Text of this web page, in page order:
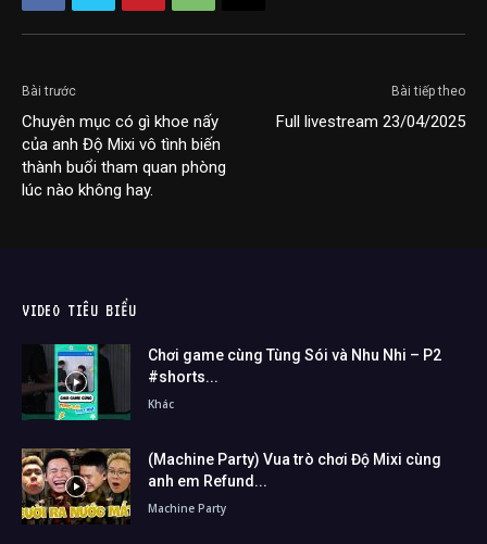
Bài trước
Chuyên mục có gì khoe nấy
của anh Độ Mixi vô tình biến
thành buổi tham quan phòng
lúc nào không hay.
Bài tiếp theo
Full livestream 23/04/2025
VIDEO TIÊU BIỂU
Chơi game cùng Tùng Sói và Nhu Nhi – P2
#shorts...
Khác
(Machine Party) Vua trò chơi Độ Mixi cùng
anh em Refund...
Machine Party